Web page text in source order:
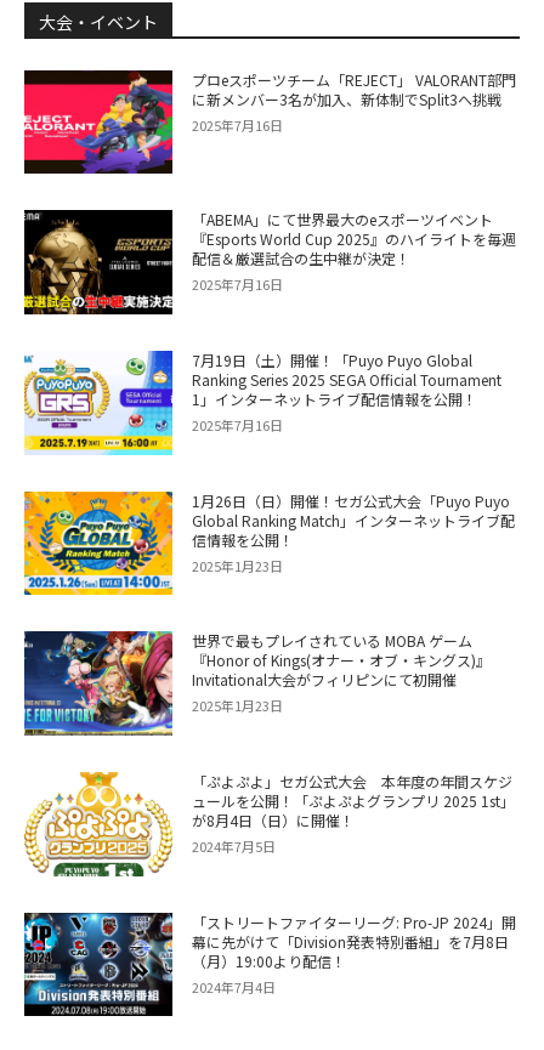
大会・イベント
プロeスポーツチーム「REJECT」 VALORANT部門
に新メンバー3名が加入、新体制でSplit3へ挑戦
2025年7月16日
「ABEMA」にて世界最大のeスポーツイベント
『Esports World Cup 2025』のハイライトを毎週
配信＆厳選試合の生中継が決定！
2025年7月16日
7月19日（土）開催！「Puyo Puyo Global
Ranking Series 2025 SEGA Official Tournament
1」インターネットライブ配信情報を公開！
2025年7月16日
1月26日（日）開催！セガ公式大会「Puyo Puyo
Global Ranking Match」インターネットライブ配
信情報を公開！
2025年1月23日
世界で最もプレイされている MOBA ゲーム
『Honor of Kings(オナー・オブ・キングス)』
Invitational大会がフィリピンにて初開催
2025年1月23日
「ぷよぷよ」セガ公式大会 本年度の年間スケジ
ュールを公開！「ぷよぷよグランプリ 2025 1st」
が8月4日（日）に開催！
2024年7月5日
「ストリートファイターリーグ: Pro-JP 2024」開
幕に先がけて「Division発表特別番組」を7月8日
（月）19:00より配信！
2024年7月4日